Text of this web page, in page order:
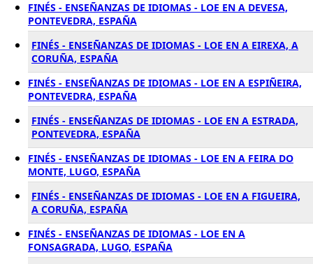
FINÉS - ENSEÑANZAS DE IDIOMAS - LOE EN A DEVESA,
PONTEVEDRA, ESPAÑA
FINÉS - ENSEÑANZAS DE IDIOMAS - LOE EN A EIREXA, A
CORUÑA, ESPAÑA
FINÉS - ENSEÑANZAS DE IDIOMAS - LOE EN A ESPIÑEIRA,
PONTEVEDRA, ESPAÑA
FINÉS - ENSEÑANZAS DE IDIOMAS - LOE EN A ESTRADA,
PONTEVEDRA, ESPAÑA
FINÉS - ENSEÑANZAS DE IDIOMAS - LOE EN A FEIRA DO
MONTE, LUGO, ESPAÑA
FINÉS - ENSEÑANZAS DE IDIOMAS - LOE EN A FIGUEIRA,
A CORUÑA, ESPAÑA
FINÉS - ENSEÑANZAS DE IDIOMAS - LOE EN A
FONSAGRADA, LUGO, ESPAÑA